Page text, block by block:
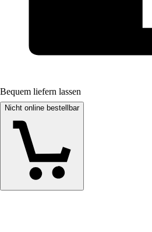
Bequem liefern lassen
Nicht online bestellbar